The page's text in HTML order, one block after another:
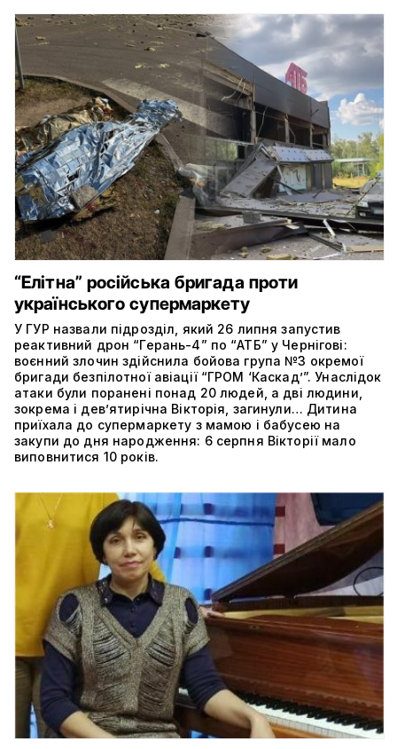
“Елітна” російська бригада проти
українського супермаркету
У ГУР назвали підрозділ, який 26 липня запустив
реактивний дрон “Герань-4” по “АТБ” у Чернігові:
воєнний злочин здійснила бойова група №3 окремої
бригади безпілотної авіації “ГРОМ ‘Каскад’”. Унаслідок
атаки були поранені понад 20 людей, а дві людини,
зокрема і дев’ятирічна Вікторія, загинули… Дитина
приїхала до супермаркету з мамою і бабусею на
закупи до дня народження: 6 серпня Вікторії мало
виповнитися 10 років.